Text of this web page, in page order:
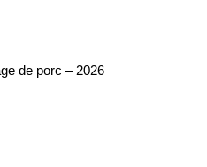
de porc – 2026